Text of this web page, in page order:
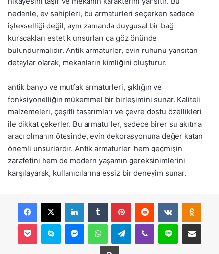
nedenle, ev sahipleri, bu armaturleri seçerken sadece
işlevselliği değil, aynı zamanda duygusal bir bağ
kuracakları estetik unsurları da göz önünde
bulundurmalıdır. Antik armaturler, evin ruhunu yansıtan
detaylar olarak, mekanların kimliğini oluşturur.
antik banyo ve mutfak armaturleri, şıklığın ve
fonksiyonelliğin mükemmel bir birleşimini sunar. Kaliteli
malzemeleri, çeşitli tasarımları ve çevre dostu özellikleri
ile dikkat çekerler. Bu armaturler, sadece birer su akıtma
aracı olmanın ötesinde, evin dekorasyonuna değer katan
önemli unsurlardır. Antik armaturler, hem geçmişin
zarafetini hem de modern yaşamın gereksinimlerini
karşılayarak, kullanıcılarına eşsiz bir deneyim sunar.
Facebook
X LinkedInTumblr PinterestReddit VKontakte
Pocket Skype MessengerWhatsAppTelegramViber Line E-Posta ile
Yazdır